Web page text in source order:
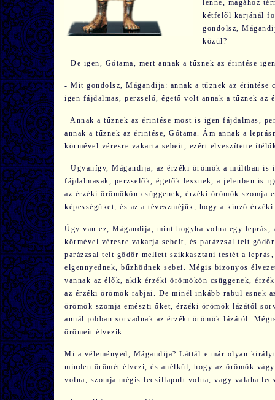
lenne, magához
kétfelől karjánál
gondolsz,
közül?
- De igen, Gótama, mert annak a tűznek az érintése
- Mit gondolsz, Mágandija: annak a tűznek az
igen fájdalmas, perzselő, égető volt annak a tűznek az
- Annak a tűznek az érintése most is igen fájdalmas,
annak a tűznek az érintése, Gótama. Ám annak a
körmével véresre vakarta sebeit, ezért elveszítette
- Ugyanígy, Mágandija, az érzéki örömök a múltban
fájdalmasak, perzselők, égetők lesznek, a jelenben is
az érzéki örömökön csüggenek, érzéki örömök
képességüket, és az a téveszméjük, hogy a kínzó
Úgy van ez, Mágandija, mint hogyha volna egy
körmével véresre vakarja sebeit, és parázzsal telt
parázzsal telt gödör mellett szikkasztani testét a
elgennyednek, bűzhödnek sebei. Mégis bizonyos
vannak az élők, akik érzéki örömökön csüggenek,
az érzéki örömök rabjai. De minél inkább rabul esnek
örömök szomja emészti őket, érzéki örömök lázától
annál jobban sorvadnak az érzéki örömök lázától.
örömeit élvezik.
Mi a véleményed, Mágandija? Láttál-e már olyan
minden örömét élvezi, és anélkül, hogy az örömök
volna, szomja mégis lecsillapult volna, vagy valaha